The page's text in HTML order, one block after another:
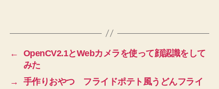
←
OpenCV2.1とWebカメラを使って顔認識をして
みた
→
手作りおやつ フライドポテト風うどんフライ